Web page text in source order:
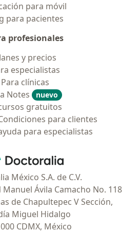
para móvil
para pacientes
profesionales
y precios
especialistas
Para clínicas
Notes
nuevo
gratuitos
para clientes
para especialistas
Doctoralia - Página de inicio
México S.A. de C.V.
Ávila Camacho No. 118
de Chapultepec V Sección,
Miguel Hidalgo
CDMX, México